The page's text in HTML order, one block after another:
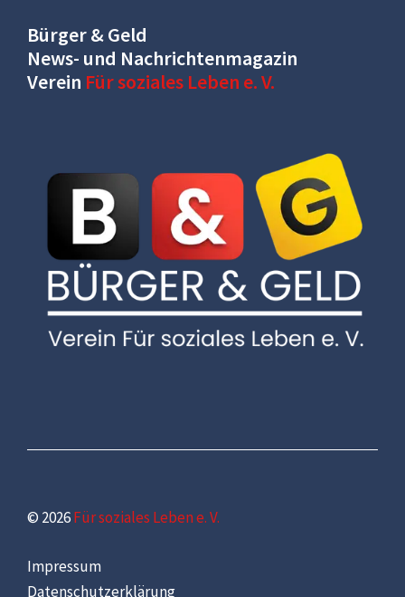
Bürger & Geld
News- und Nachrichtenmagazin
Verein Für soziales Leben e. V.
© 2026Für soziales Leben e. V.
Impressum
Datenschutzerklärung